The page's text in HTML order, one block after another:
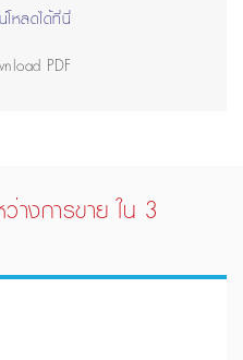
โหลดได้ที่นี่
PDF
างการขาย ใน 3